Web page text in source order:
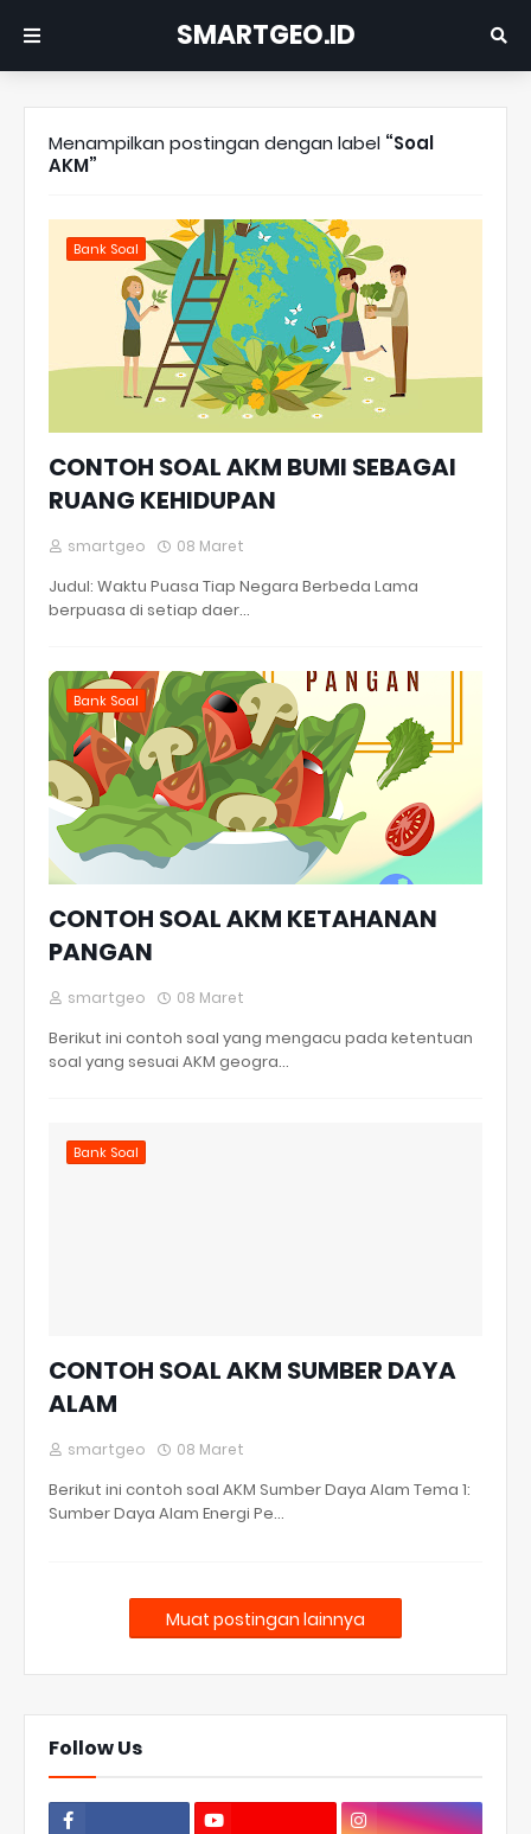
SMARTGEO.ID
Menampilkan postingan dengan label
Soal
AKM
Bank Soal
CONTOH SOAL AKM BUMI SEBAGAI
RUANG KEHIDUPAN
smartgeo 08 Maret
Judul: Waktu Puasa Tiap Negara Berbeda Lama
berpuasa di setiap daer…
Bank Soal
CONTOH SOAL AKM KETAHANAN
PANGAN
smartgeo 08 Maret
Berikut ini contoh soal yang mengacu pada ketentuan
soal yang sesuai AKM geogra…
Bank Soal
CONTOH SOAL AKM SUMBER DAYA
ALAM
smartgeo 08 Maret
Berikut ini contoh soal AKM Sumber Daya Alam Tema 1:
Sumber Daya Alam Energi Pe…
Muat postingan lainnya
Follow Us